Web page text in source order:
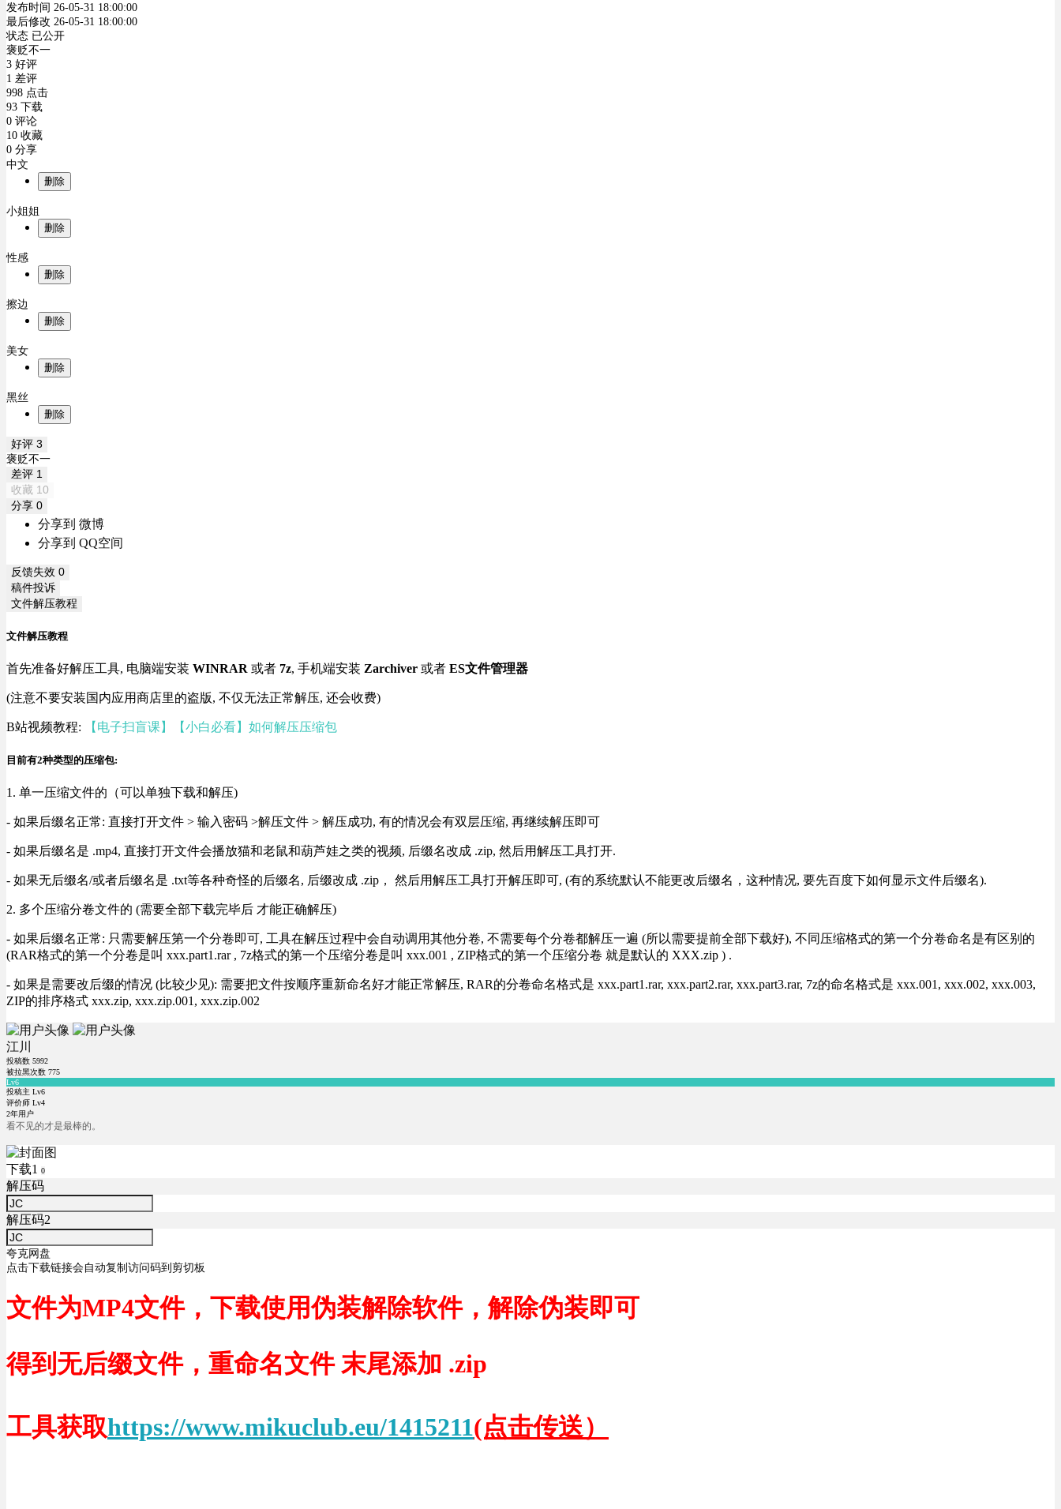
发布时间 26-05-31 18:00:00
最后修改 26-05-31 18:00:00
状态 已公开
褒贬不一
3 好评
1 差评
998 点击
93 下载
0 评论
10 收藏
0 分享
中文
删除
小姐姐
删除
性感
删除
擦边
删除
美女
删除
黑丝
删除
好评 3
褒贬不一
差评 1
收藏 10
分享 0
分享到 微博
分享到 QQ空间
反馈失效 0
稿件投诉
文件解压教程
文件解压教程
首先准备好解压工具, 电脑端安装 WINRAR 或者 7z, 手机端安装 Zarchiver 或者 ES文件管理器
(注意不要安装国内应用商店里的盗版, 不仅无法正常解压, 还会收费)
B站视频教程: 【电子扫盲课】【小白必看】如何解压压缩包
目前有2种类型的压缩包:
1. 单一压缩文件的（可以单独下载和解压)
- 如果后缀名正常: 直接打开文件 > 输入密码 >解压文件 > 解压成功, 有的情况会有双层压缩, 再继续解压即可
- 如果后缀名是 .mp4, 直接打开文件会播放猫和老鼠和葫芦娃之类的视频, 后缀名改成 .zip, 然后用解压工具打开.
- 如果无后缀名/或者后缀名是 .txt等各种奇怪的后缀名, 后缀改成 .zip， 然后用解压工具打开解压即可, (有的系统默认不能更改后缀名，这种情况, 要先百度下如何显示文件后缀名).
2. 多个压缩分卷文件的 (需要全部下载完毕后 才能正确解压)
- 如果后缀名正常: 只需要解压第一个分卷即可, 工具在解压过程中会自动调用其他分卷, 不需要每个分卷都解压一遍 (所以需要提前全部下载好), 不同压缩格式的第一个分卷命名是有区别的
(RAR格式的第一个分卷是叫 xxx.part1.rar , 7z格式的第一个压缩分卷是叫 xxx.001 , ZIP格式的第一个压缩分卷 就是默认的 XXX.zip ) .
- 如果是需要改后缀的情况 (比较少见): 需要把文件按顺序重新命名好才能正常解压, RAR的分卷命名格式是 xxx.part1.rar, xxx.part2.rar, xxx.part3.rar, 7z的命名格式是 xxx.001, xxx.002, xxx.003,
ZIP的排序格式 xxx.zip, xxx.zip.001, xxx.zip.002
江川
投稿数 5992
被拉黑次数 775
Lv6
投稿主 Lv6
评价师 Lv4
2年用户
看不见的才是最棒的。
下载1 0
解压码
解压码2
夸克网盘
点击下载链接会自动复制访问码到剪切板
文件为MP4文件，下载使用伪装解除软件，解除伪装即可
得到无后缀文件，重命名文件 末尾添加 .zip
工具获取https://www.mikuclub.eu/1415211(点击传送）